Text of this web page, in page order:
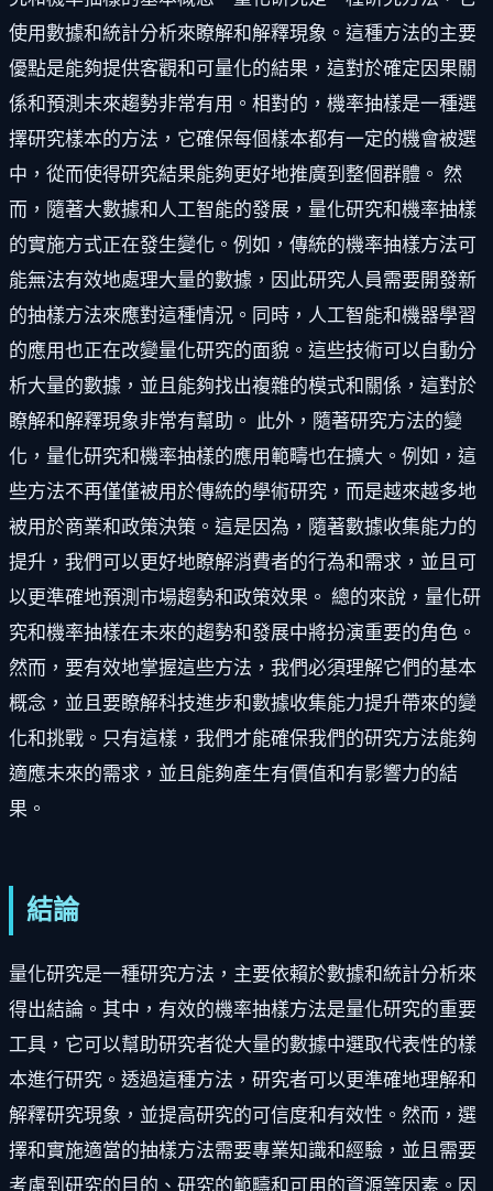
使用數據和統計分析來瞭解和解釋現象。這種方法的主要
優點是能夠提供客觀和可量化的結果，這對於確定因果關
係和預測未來趨勢非常有用。相對的，機率抽樣是一種選
擇研究樣本的方法，它確保每個樣本都有一定的機會被選
中，從而使得研究結果能夠更好地推廣到整個群體。 然
而，隨著大數據和人工智能的發展，量化研究和機率抽樣
的實施方式正在發生變化。例如，傳統的機率抽樣方法可
能無法有效地處理大量的數據，因此研究人員需要開發新
的抽樣方法來應對這種情況。同時，人工智能和機器學習
的應用也正在改變量化研究的面貌。這些技術可以自動分
析大量的數據，並且能夠找出複雜的模式和關係，這對於
瞭解和解釋現象非常有幫助。 此外，隨著研究方法的變
化，量化研究和機率抽樣的應用範疇也在擴大。例如，這
些方法不再僅僅被用於傳統的學術研究，而是越來越多地
被用於商業和政策決策。這是因為，隨著數據收集能力的
提升，我們可以更好地瞭解消費者的行為和需求，並且可
以更準確地預測市場趨勢和政策效果。 總的來說，量化研
究和機率抽樣在未來的趨勢和發展中將扮演重要的角色。
然而，要有效地掌握這些方法，我們必須理解它們的基本
概念，並且要瞭解科技進步和數據收集能力提升帶來的變
化和挑戰。只有這樣，我們才能確保我們的研究方法能夠
適應未來的需求，並且能夠產生有價值和有影響力的結
果。
結論
量化研究是一種研究方法，主要依賴於數據和統計分析來
得出結論。其中，有效的機率抽樣方法是量化研究的重要
工具，它可以幫助研究者從大量的數據中選取代表性的樣
本進行研究。透過這種方法，研究者可以更準確地理解和
解釋研究現象，並提高研究的可信度和有效性。然而，選
擇和實施適當的抽樣方法需要專業知識和經驗，並且需要
考慮到研究的目的、研究的範疇和可用的資源等因素。因